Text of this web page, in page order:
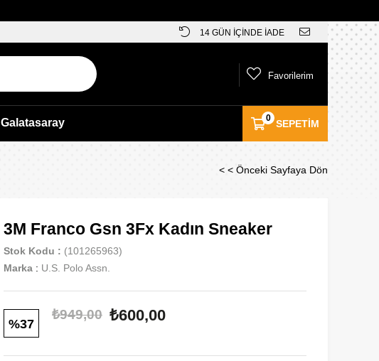
14 GÜN İÇİNDE İADE
SEPETIM
0
Favorilerim
Galatasaray
< < Önceki Sayfaya Dön
3M Franco Gsn 3Fx Kadın Sneaker
Stok Kodu
(101265963)
Marka : U.S. Polo Assn.
37
₺949,00 ₺600,00